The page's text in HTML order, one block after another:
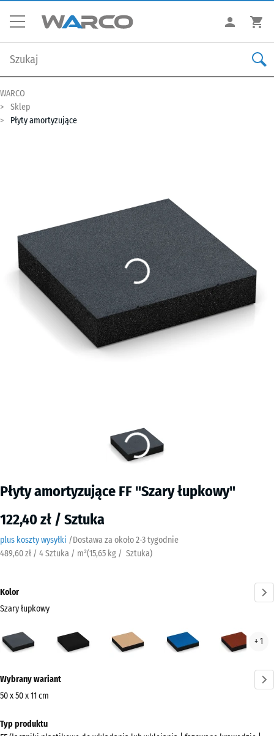
WARCO
Sklep
Płyty amortyzujące
Płyty amortyzujące FF "Szary łupkowy"
122,40 zł / Sztuka
plus koszty wysyłki /Dostawa za około2-3 tygodnie
489,60 zł / 4 Sztuka / m²(15,65 kg / Sztuka)
Kolor
Szary łupkowy
łupkowy
piaskowy
nieba
+ 1
informacji
o
Wybrany wariant
50 x 50 x 11 cm
do
Typ produktu